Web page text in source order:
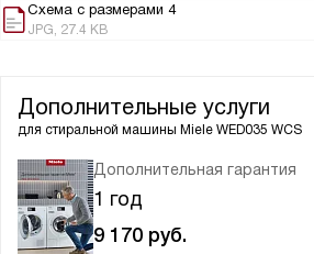
Схема с размерами 4
JPG, 27.4 KB
Дополнительные услуги
для стиральной машины Miele WED035 WCS
Дополнительная гарантия
1 год
9 170 руб.